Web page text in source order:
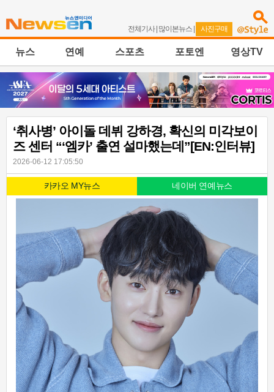
전체기사| 많이본뉴스 | 사진구매
뉴스 연예 스포츠 포토엔 영상TV
‘취사병’ 아이돌 데뷔 강하경, 확신의 미각보이
즈 센터 “‘엠카’ 출연 설마했는데”[EN:인터뷰]
2026-06-12 17:05:50
카카오 MY뉴스 네이버 연예뉴스